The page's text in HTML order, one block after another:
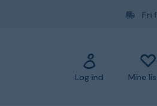
Fri
Log ind Mine